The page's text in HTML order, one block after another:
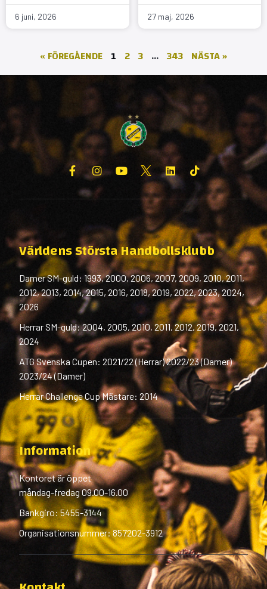
6 juni, 2026 27 maj, 2026
« FÖREGÅENDE 1 2 3 … 343 NÄSTA »
Världens Största Handbollsklubb
Damer SM-guld: 1993, 2000, 2006, 2007, 2009, 2010, 2011,
2012, 2013, 2014, 2015, 2016, 2018, 2019, 2022, 2023, 2024,
2026
Herrar SM-guld: 2004, 2005, 2010, 2011, 2012, 2019, 2021,
2024
ATG Svenska Cupen: 2021/22 (Herrar) 2022/23 (Damer)
2023/24 (Damer)
Herrar Challenge Cup Mästare: 2014
Information
Kontoret är öppet
måndag-fredag 09.00-16.00
Bankgiro: 5455-3144
Organisationsnummer: 857202-3912